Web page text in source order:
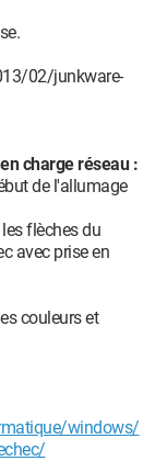
02/junkware-
charge réseau :
de l'allumage
flèches du
avec prise en
couleurs et
windows/